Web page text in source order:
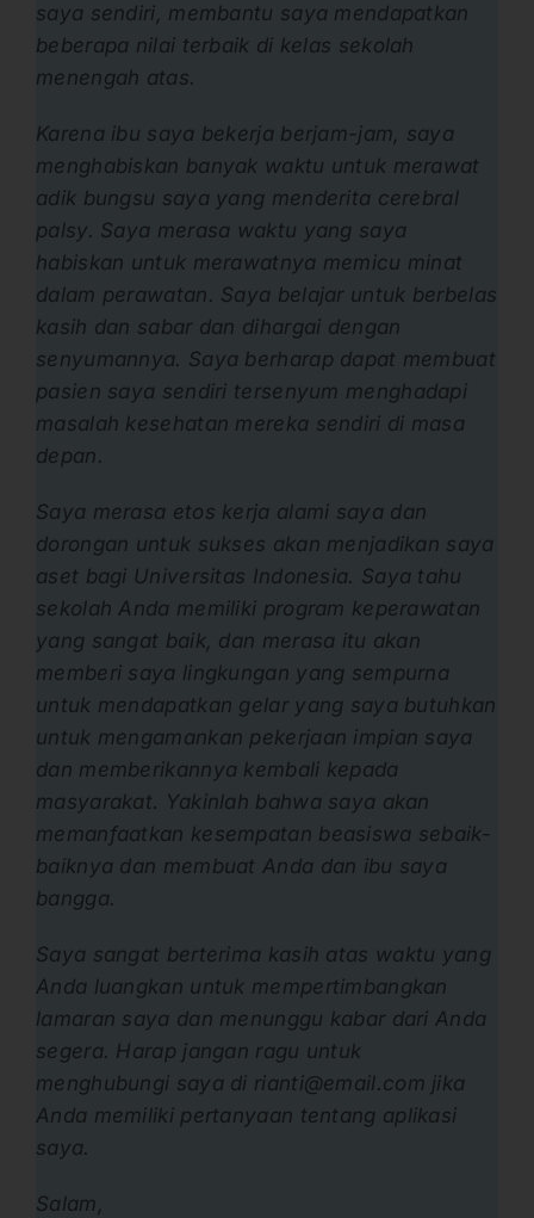
saya sendiri, membantu saya mendapatkan
beberapa nilai terbaik di kelas sekolah
menengah atas.
Karena ibu saya bekerja berjam-jam, saya
menghabiskan banyak waktu untuk merawat
adik bungsu saya yang menderita cerebral
palsy. Saya merasa waktu yang saya
habiskan untuk merawatnya memicu minat
dalam perawatan. Saya belajar untuk berbelas
kasih dan sabar dan dihargai dengan
senyumannya. Saya berharap dapat membuat
pasien saya sendiri tersenyum menghadapi
masalah kesehatan mereka sendiri di masa
depan.
Saya merasa etos kerja alami saya dan
dorongan untuk sukses akan menjadikan saya
aset bagi Universitas Indonesia. Saya tahu
sekolah Anda memiliki program keperawatan
yang sangat baik, dan merasa itu akan
memberi saya lingkungan yang sempurna
untuk mendapatkan gelar yang saya butuhkan
untuk mengamankan pekerjaan impian saya
dan memberikannya kembali kepada
masyarakat. Yakinlah bahwa saya akan
memanfaatkan kesempatan beasiswa sebaik-
baiknya dan membuat Anda dan ibu saya
bangga.
Saya sangat berterima kasih atas waktu yang
Anda luangkan untuk mempertimbangkan
lamaran saya dan menunggu kabar dari Anda
segera. Harap jangan ragu untuk
menghubungi saya di rianti@email.com jika
Anda memiliki pertanyaan tentang aplikasi
saya.
Salam,